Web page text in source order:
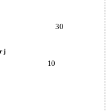
30
j
10